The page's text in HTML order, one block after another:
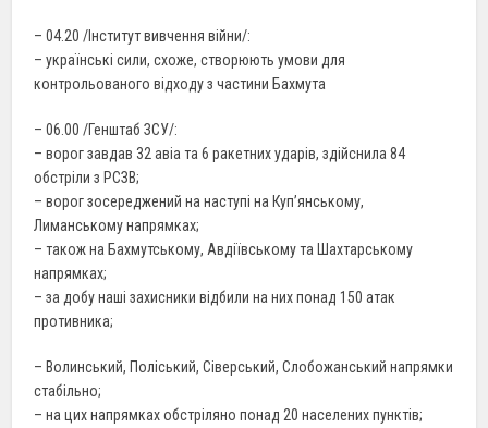
– 04.20 /Інститут вивчення війни/:
– українські сили, схоже, створюють умови для
контрольованого відходу з частини Бахмута
– 06.00 /Генштаб ЗСУ/:
– ворог завдав 32 авіа та 6 ракетних ударів, здійснила 84
обстріли з РСЗВ;
– ворог зосереджений на наступі на Куп’янському,
Лиманському напрямках;
– також на Бахмутському, Авдіївському та Шахтарському
напрямках;
– за добу наші захисники відбили на них понад 150 атак
противника;
– Волинський, Поліський, Сіверський, Слобожанський напрямки
стабільно;
– на цих напрямках обстріляно понад 20 населених пунктів;